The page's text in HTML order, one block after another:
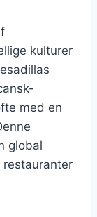
kulturer
med en
global